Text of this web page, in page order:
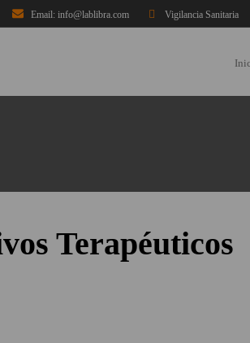
Email: info@lablibra.com Vigilancia Sanitaria
Terapéuticos